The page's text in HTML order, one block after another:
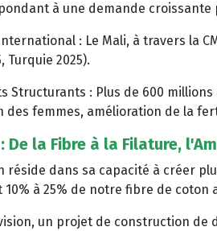
à une demande
: Le Mali, à travers la
Turquie 2025).
Structurants : Plus de 600
des femmes, amélioration de la
De la Fibre à la Filature,
réside dans sa capacité à créer
à 25% de notre fibre de coton
un projet de construction de